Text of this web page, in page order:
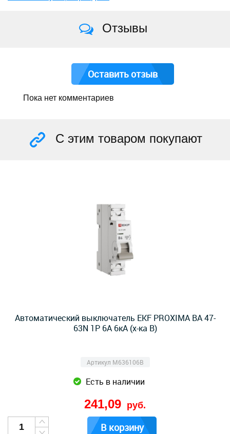
Отзывы
Оставить отзыв
Пока нет комментариев
С этим товаром покупают
Автоматический выключатель EKF PROXIMA ВА 47-
63N 1Р 6А 6кА (х-ка B)
Артикул M636106B
Есть в наличии
241,09 руб.
В корзину